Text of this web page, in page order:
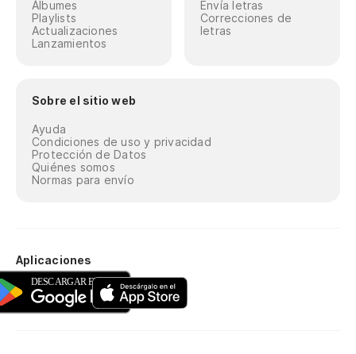
Álbumes
Playlists
Actualizaciones
Lanzamientos
Envía letras
Correcciones de
letras
Sobre el sitio web
Ayuda
Condiciones de uso y privacidad
Protección de Datos
Quiénes somos
Normas para envío
Aplicaciones